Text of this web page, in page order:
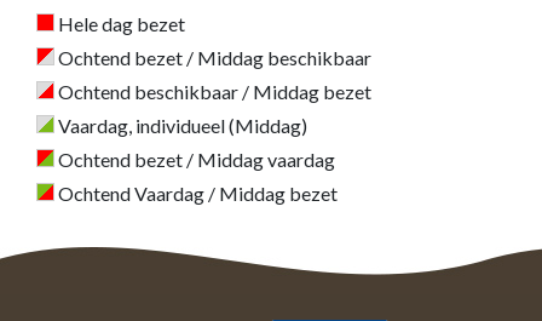
Hele dag bezet
Ochtend bezet / Middag beschikbaar
Ochtend beschikbaar / Middag bezet
Vaardag, individueel (Middag)
Ochtend bezet / Middag vaardag
Ochtend Vaardag / Middag bezet